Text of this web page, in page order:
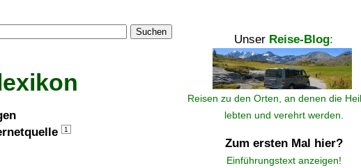
Suchen
1
Unser Reise-Blog:
Reisen zu den Orten, an denen die
lebten und verehrt werden.
Zum ersten Mal hier?
Einführungstext anzeigen!